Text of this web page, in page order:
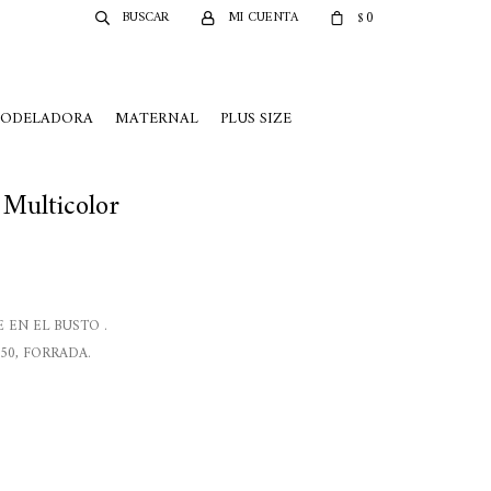
MATERNAL PLUS SIZE
$0
EN EL BUSTO .
FORRADA.